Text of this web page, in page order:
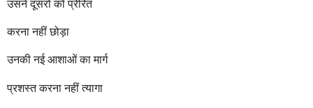
उसने दूसरों को प्रेरित
करना नहीं छोड़ा
उनकी नई आशाओं का मार्ग
प्रशस्त करना नहीं त्यागा